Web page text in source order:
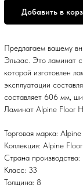
Добавить в
Предлагаем вашему
Эльзас. Это ламинат
которой изготовлен
эксплуатации
составляет 606 мм,
Ламинат Alpine Floor
Торговая марка:
Коллекция: Alpine
Страна производства:
Класс: 33
Толщина: 8